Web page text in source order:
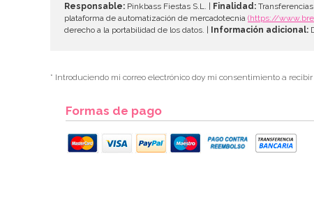
Responsable: Pinkbass Fiestas S.L. | Finalidad:
plataforma de automatización de mercadotecnia (https://
derecho a la portabilidad de los datos. | Información adicional:
* Introduciendo mi correo electrónico doy mi consentimiento a
Formas de pago